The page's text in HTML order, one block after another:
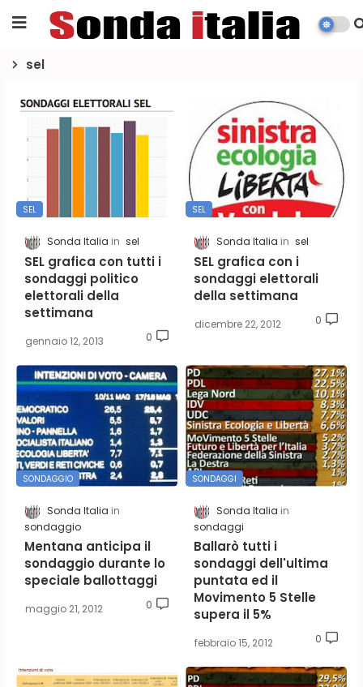
sel
SEL
Sonda Italia sel
SEL grafica con tutti i
sondaggi politico
elettorali della
settimana
gennaio 12, 2013 0
SEL
Sonda Italia sel
SEL grafica con i
sondaggi elettorali
della settimana
dicembre 22, 2012 0
SONDAGGIO
Sonda Italia
sondaggio
Mentana anticipa il
sondaggio durante lo
speciale ballottaggi
maggio 21, 2012 0
SONDAGGI
Sonda Italia
sondaggi
Ballarò tutti i
sondaggi dell'ultima
puntata ed il
Movimento 5 Stelle
supera il 5%
febbraio 15, 2012 0